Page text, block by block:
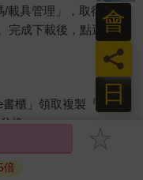
具管理」，取得通行
完成下載後，點選任一
櫃」領取複製『兌換
換。
書僅能以金石堂專屬
倍
日
員
會